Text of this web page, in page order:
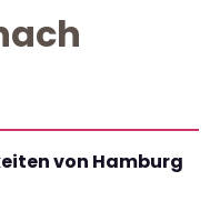
von Hamburg